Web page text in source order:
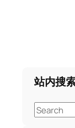
站内搜
S
e